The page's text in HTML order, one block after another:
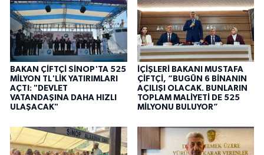
BAKAN ÇİFTÇİ SİNOP'TA 525
MİLYON TL'LİK YATIRIMLARI
AÇTI: "DEVLET
VATANDAŞINA DAHA HIZLI
ULAŞACAK"
İÇİŞLERİ BAKANI MUSTAFA
ÇİFTÇİ, “BUGÜN 6 BİNANIN
AÇILIŞI OLACAK. BUNLARIN
TOPLAM MALİYETİ DE 525
MİLYONU BULUYOR”